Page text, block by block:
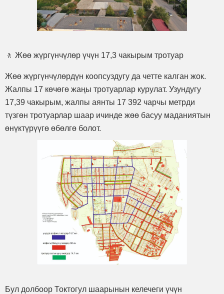
🚶 Жөө жүргүнчүлөр үчүн 17,3 чакырым тротуар
Жөө жүргүнчүлөрдүн коопсуздугу да четте калган жок.
Жалпы 17 көчөгө жаңы тротуарлар курулат. Узундугу
17,39 чакырым, жалпы аянты 17 392 чарчы метрди
түзгөн тротуарлар шаар ичинде жөө басуу маданиятын
өнүктүрүүгө өбөлгө болот.
Бул долбоор Токтогул шаарынын келечеги үчүн